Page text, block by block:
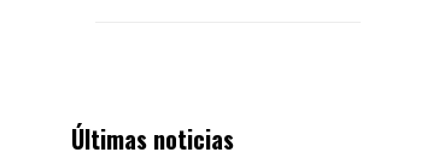
Últimas noticias